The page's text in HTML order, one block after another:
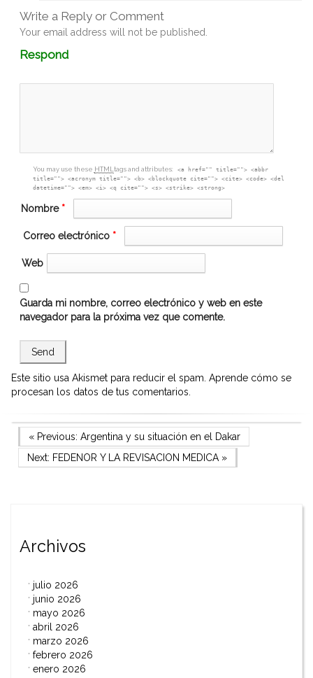
Write a Reply or Comment
Your email address will not be published.
RespondComment
box
You may use these HTML tags and attributes:
<a href="" title=""> <abbr
title=""> <acronym title=""> <b> <blockquote cite=""> <cite> <code> <del
datetime=""> <em> <i> <q cite=""> <s> <strike> <strong>
Nombre *
Correo electrónico *
Web
Guarda mi nombre, correo electrónico y web en este
navegador para la próxima vez que comente.
Este sitio usa Akismet para reducir el spam. Aprende cómo se
procesan los datos de tus comentarios.
Navegación
de
Previous Post
« Previous: Argentina y su situación en el Dakar
Next Post
Next: FEDENOR Y LA REVISACION MEDICA»
Archivos
julio 2026
junio 2026
mayo 2026
abril 2026
marzo 2026
febrero 2026
enero 2026